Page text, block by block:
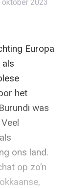
oktober 2023
Europa
het
was
ons land.
op zo’n